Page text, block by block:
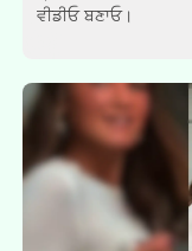
ਵੀਡੀਓ ਬਣਾਓ।